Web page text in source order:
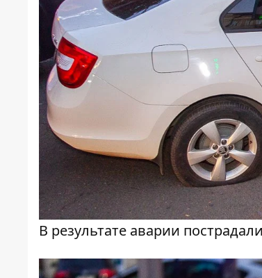
В результате аварии